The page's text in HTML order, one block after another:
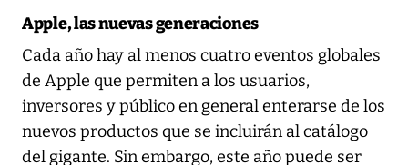
Apple, las nuevas generaciones
Cada año hay al menos cuatro eventos globales
de Apple que permiten a los usuarios,
inversores y público en general enterarse de los
nuevos productos que se incluirán al catálogo
del gigante. Sin embargo, este año puede ser